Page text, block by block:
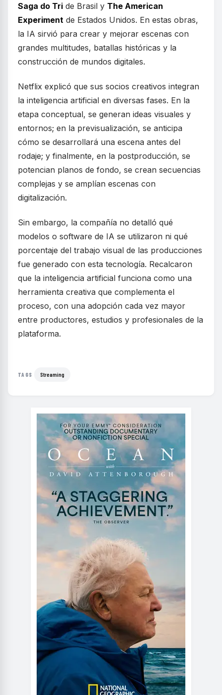
Saga do Tri de Brasil y The American
Experiment de Estados Unidos. En estas obras,
la IA sirvió para crear y mejorar escenas con
grandes multitudes, batallas históricas y la
construcción de mundos digitales.
Netflix explicó que sus socios creativos integran
la inteligencia artificial en diversas fases. En la
etapa conceptual, se generan ideas visuales y
entornos; en la previsualización, se anticipa
cómo se desarrollará una escena antes del
rodaje; y finalmente, en la postproducción, se
potencian planos de fondo, se crean secuencias
complejas y se amplían escenas con
digitalización.
Sin embargo, la compañía no detalló qué
modelos o software de IA se utilizaron ni qué
porcentaje del trabajo visual de las producciones
fue generado con esta tecnología. Recalcaron
que la inteligencia artificial funciona como una
herramienta creativa que complementa el
proceso, con una adopción cada vez mayor
entre productores, estudios y profesionales de la
plataforma.
TAGS Streaming